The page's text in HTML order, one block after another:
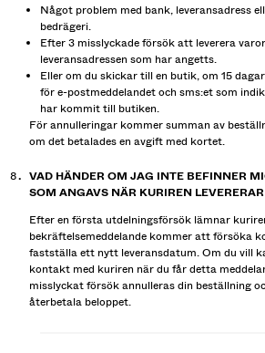
Något problem med bank, leveransadress
bedrägeri.
Efter 3 misslyckade försök att leverera
leveransadressen som har angetts.
Eller om du skickar till en butik, om 15
för e-postmeddelandet och sms:et som
har kommit till butiken.
För annulleringar kommer summan av
om det betalades en avgift med kortet.
VAD HÄNDER OM JAG INTE BEFINNER
SOM ANGAVS NÄR KURIREN
Efter en första utdelningsförsök lämnar
bekräftelsemeddelande kommer att försöka
fastställa ett nytt leveransdatum. Om du vill
kontakt med kuriren när du får detta
misslyckat försök annulleras din beställning
återbetala beloppet.